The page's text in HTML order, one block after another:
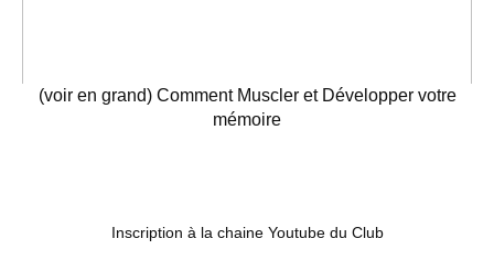
(voir en grand) Comment Muscler et Développer votre
mémoire
Inscription à la chaine Youtube du Club